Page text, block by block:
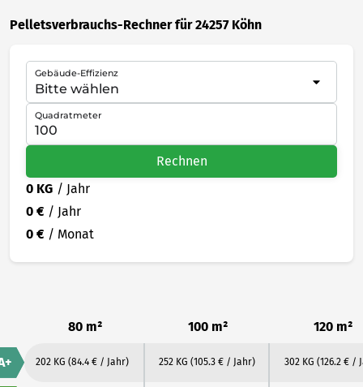
Pelletsverbrauchs-Rechner für 24257 Köhn
Gebäude-Effizienz
Quadratmeter
Rechnen
0 KG / Jahr
0 € / Jahr
0 € / Monat
80 m² 100 m² 120 m²
202 KG (84.4 € / Jahr) 252 KG (105.3 € / Jahr) 302 KG (126.2 € /